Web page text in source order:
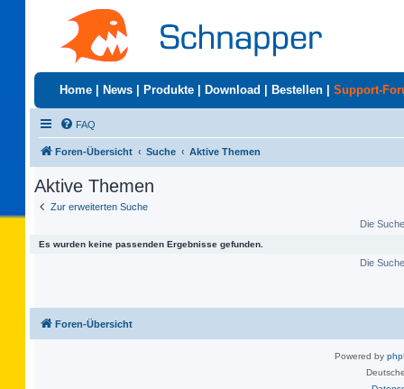
Home News Produkte Download Bestellen Support-
FAQ
Foren-Übersicht Suche Aktive Themen
Aktive Themen
Zur erweiterten Suche
Die
Es wurden keine passenden Ergebnisse gefunden.
Die
Foren-Übersicht
Powered by